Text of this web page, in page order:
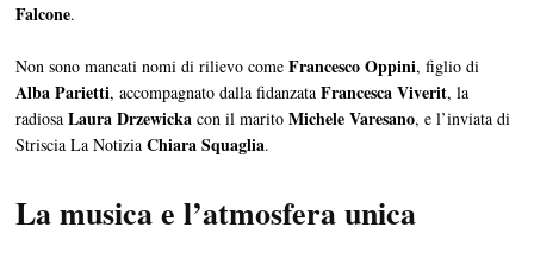
Falcone.
Non sono mancati nomi di rilievo comeFrancesco Oppini, figlio di
Alba Parietti, accompagnato dalla fidanzataFrancesca Viverit, la
radiosaLaura Drzewicka con il maritoMichele Varesano, e l’inviata di
Striscia La NotiziaChiara Squaglia.
La musica e l’atmosfera unica